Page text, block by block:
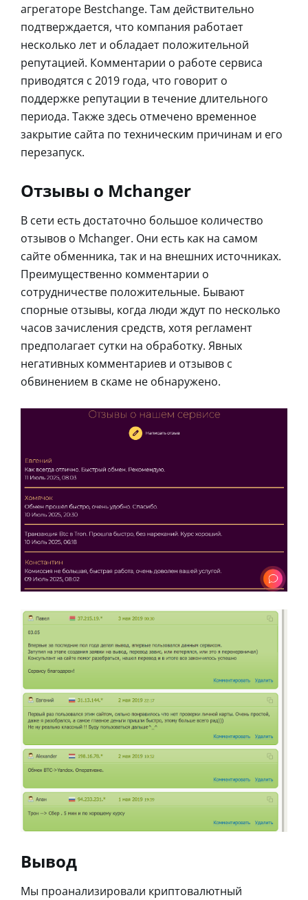
агрегаторе Bestchange. Там действительно
подтверждается, что компания работает
несколько лет и обладает положительной
репутацией. Комментарии о работе сервиса
приводятся с 2019 года, что говорит о
поддержке репутации в течение длительного
периода. Также здесь отмечено временное
закрытие сайта по техническим причинам и его
перезапуск.
Отзывы о Mchanger
В сети есть достаточно большое количество
отзывов о Mchanger. Они есть как на самом
сайте обменника, так и на внешних источниках.
Преимущественно комментарии о
сотрудничестве положительные. Бывают
спорные отзывы, когда люди ждут по несколько
часов зачисления средств, хотя регламент
предполагает сутки на обработку. Явных
негативных комментариев и отзывов с
обвинением в скаме не обнаружено.
Вывод
Мы проанализировали криптовалютный